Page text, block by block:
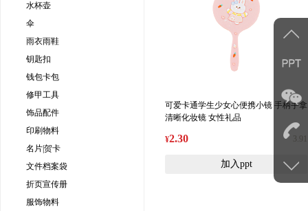
水杯壶
伞
雨衣雨鞋
钥匙扣
钱包卡包
修甲工具
饰品配件
印刷物料
名片|贺卡
文件档案袋
折页宣传册
服饰物料
可爱卡通学生少女心便携小镜 手柄手拿
清晰化妆镜 女性礼品
¥2.30 3.91
加入ppt